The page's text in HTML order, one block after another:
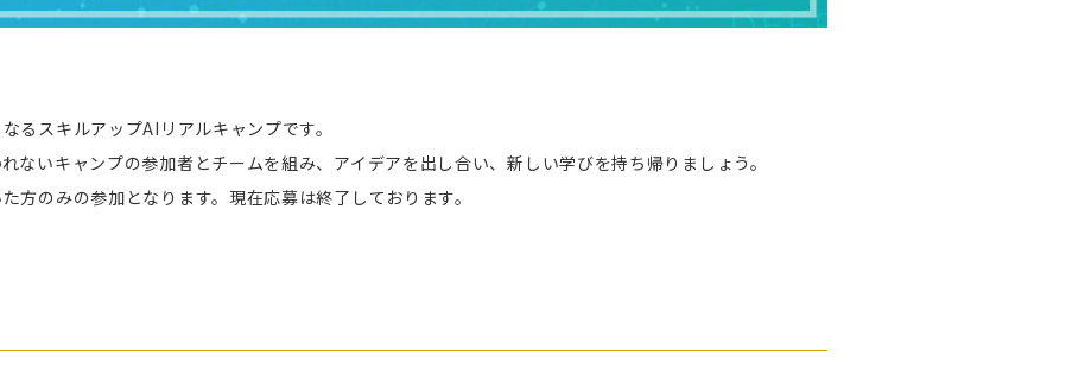
るスキルアップAIリアルキャンプです。
ないキャンプの参加者とチームを組み、アイデアを出し合い、新しい学びを持ち帰りましょう。
方のみの参加となります。現在応募は終了しております。